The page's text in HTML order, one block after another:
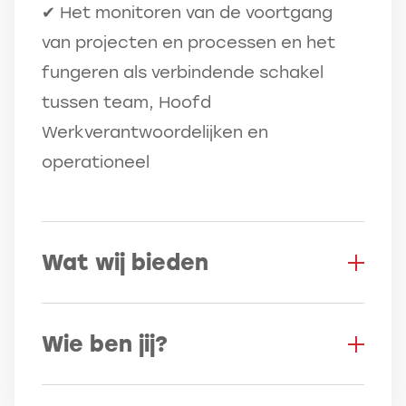
✔ Het monitoren van de voortgang
van projecten en processen en het
fungeren als verbindende schakel
tussen team, Hoofd
Werkverantwoordelijken en
operationeel
Wat wij bieden
en € 6.500,- afhankelijk van je
Wie ben jij?